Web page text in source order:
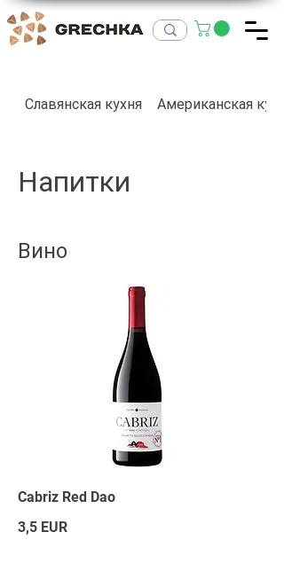
Славянская кухня Американская
Напитки
Вино
Cabriz Red Dao
3,5 EUR